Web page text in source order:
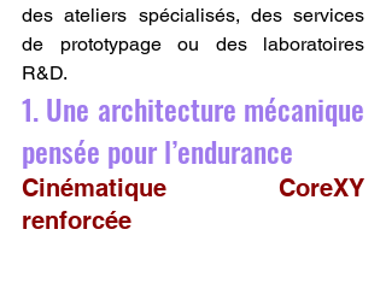
des ateliers spécialisés, des services
de prototypage ou des laboratoires
R&D.
1. Une architecture mécanique
pensée pour l’endurance
Cinématique CoreXY
renforcée